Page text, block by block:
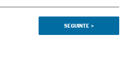
SEGUINTE >